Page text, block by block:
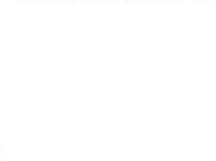
，使用尖端的医疗设备，
为提高“妇女的生活质量和